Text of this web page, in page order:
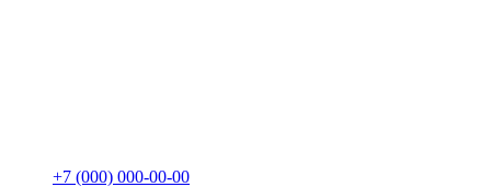
+7 (000) 000-00-00